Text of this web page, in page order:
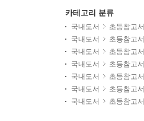
카테고리 분류
국내도서 초등참고서
국내도서
초등참고서
국내도서
초등참고서
국내도서
초등참고서
국내도서
초등참고서
국내도서
초등참고서
국내도서
초등참고서